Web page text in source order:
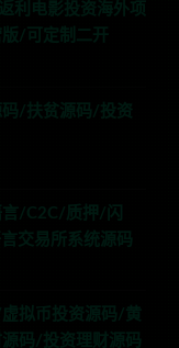
利电影投资海外项
/可定制二开
/扶贫源码/投资
/C2C/质押/闪
交易所系统源码
拟币投资源码/黄
码/投资理财源码